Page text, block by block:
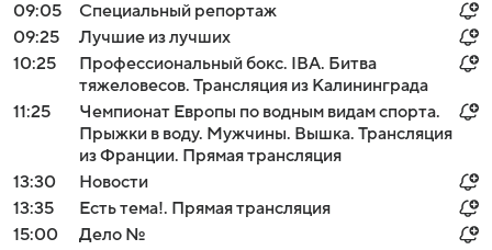
09:05
Специальный репортаж
09:25
Лучшие из лучших
10:25
Профессиональный бокс. IBA. Битва
тяжеловесов. Трансляция из Калининграда
11:25
Чемпионат Европы по водным видам спорта.
Прыжки в воду. Мужчины. Вышка. Трансляция
из Франции. Прямая трансляция
13:30
Новости
13:35
Есть тема!. Прямая трансляция
15:00
Дело №